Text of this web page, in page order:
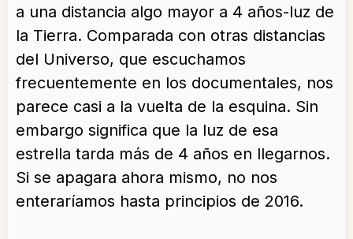
a una distancia algo mayor a 4 años-luz de
la Tierra. Comparada con otras distancias
del Universo, que escuchamos
frecuentemente en los documentales, nos
parece casi a la vuelta de la esquina. Sin
embargo significa que la luz de esa
estrella tarda más de 4 años en llegarnos.
Si se apagara ahora mismo, no nos
enteraríamos hasta principios de 2016.